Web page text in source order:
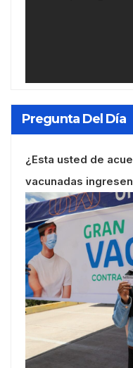
Pregunta Del Día
¿Esta usted de
vacunadas